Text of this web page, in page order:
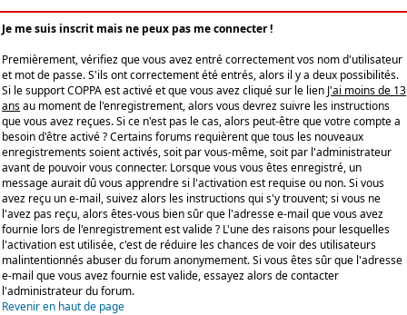
Je me suis inscrit mais ne peux pas me connecter !
Premièrement, vérifiez que vous avez entré correctement vos nom d'utilisateur
et mot de passe. S'ils ont correctement été entrés, alors il y a deux possibilités.
Si le support COPPA est activé et que vous avez cliqué sur le lien J'ai moins de 13
ansau moment de l'enregistrement, alors vous devrez suivre les instructions
que vous avez reçues. Si ce n'est pas le cas, alors peut-être que votre compte a
besoin d'être activé ? Certains forums requièrent que tous les nouveaux
enregistrements soient activés, soit par vous-même, soit par l'administrateur
avant de pouvoir vous connecter. Lorsque vous vous êtes enregistré, un
message aurait dû vous apprendre si l'activation est requise ou non. Si vous
avez reçu un e-mail, suivez alors les instructions qui s'y trouvent; si vous ne
l'avez pas reçu, alors êtes-vous bien sûr que l'adresse e-mail que vous avez
fournie lors de l'enregistrement est valide ? L'une des raisons pour lesquelles
l'activation est utilisée, c'est de réduire les chances de voir des utilisateurs
malintentionnés abuser du forum anonymement. Si vous êtes sûr que l'adresse
e-mail que vous avez fournie est valide, essayez alors de contacter
l'administrateur du forum.
Revenir en haut de page